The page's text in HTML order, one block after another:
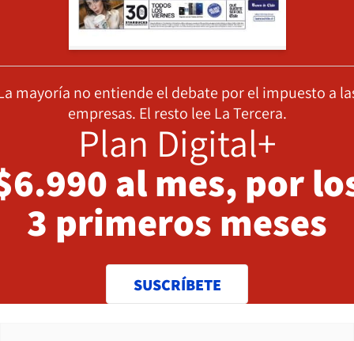
mayoría no entiende el debate por el impuesto a
empresas. El resto lee La Tercera.
Plan Digital+
al mes, por
3 primeros meses
SUSCRÍBETE